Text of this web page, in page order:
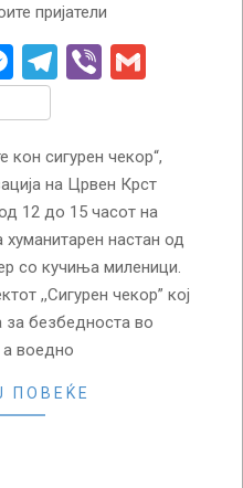
пријатели
Messenger
Telegram
Viber
сигурен чекор“,
на Црвен Крст
12 до 15 часот на
хуманитарен настан од
со кучиња миленици.
,,Сигурен чекор” кој
за безбедноста во
а воедно
ПОВЕЌЕ